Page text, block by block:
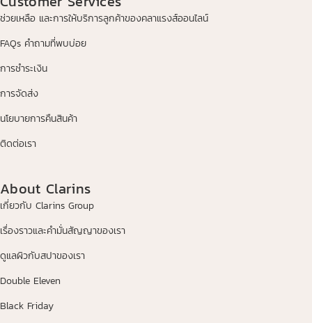
ช่วยเหลือ และการให้บริการลูกค้าของคลาแรงส์ออนไลน์
FAQs คำถามที่พบบ่อย
การชำระเงิน
การจัดส่ง
นโยบายการคืนสินค้า
ติดต่อเรา
About Clarins
เกี่ยวกับ Clarins Group
เรื่องราวและคำมั่นสัญญาของเรา
ดูแลผิวกับสปาของเรา
Double Eleven
Black Friday